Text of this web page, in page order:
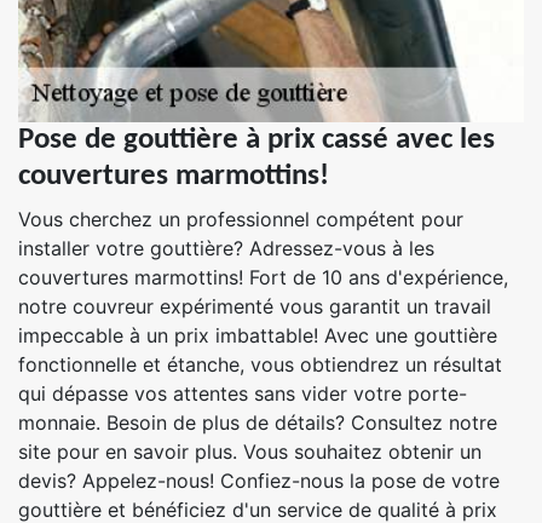
Pose de gouttière à prix cassé avec les
couvertures marmottins!
Vous cherchez un professionnel compétent pour
installer votre gouttière? Adressez-vous à les
couvertures marmottins! Fort de 10 ans d'expérience,
notre couvreur expérimenté vous garantit un travail
impeccable à un prix imbattable! Avec une gouttière
fonctionnelle et étanche, vous obtiendrez un résultat
qui dépasse vos attentes sans vider votre porte-
monnaie. Besoin de plus de détails? Consultez notre
site pour en savoir plus. Vous souhaitez obtenir un
devis? Appelez-nous! Confiez-nous la pose de votre
gouttière et bénéficiez d'un service de qualité à prix